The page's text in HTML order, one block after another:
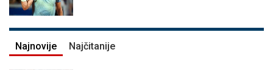
Najnovije Najčitanije